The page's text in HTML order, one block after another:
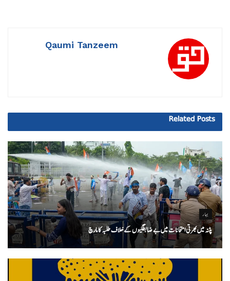
Qaumi Tanzeem
Related Posts
بہار
پٹنہ میں بھرتی امتحانات میں بے ضابطگیوں کے خلاف طلبہ کا مارچ